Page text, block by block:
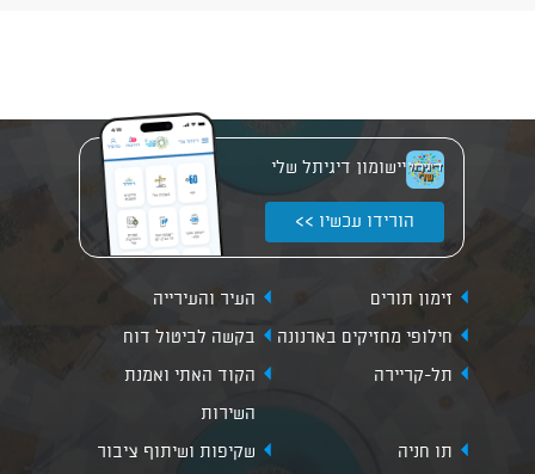
יישומון דיגיתל שלי
הורידו עכשיו >>
זימון תורים
העיר והעירייה
חילופי מחזיקים בארנונה
בקשה לביטול דוח
תל-קריירה
הקוד האתי ואמנת
השירות
תו חניה
שקיפות ושיתוף ציבור